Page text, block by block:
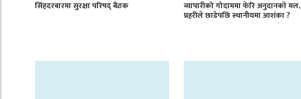
सिंहदरबारमा सुरक्षा परिषद् बैठक व्यापारीको गोदाममा फेरि अनुदानको मल,
प्रहरीले छाडेपछि स्थानीयमा आशंका ?